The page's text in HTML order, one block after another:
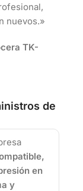
nuevos.»
TK-
de
en
y